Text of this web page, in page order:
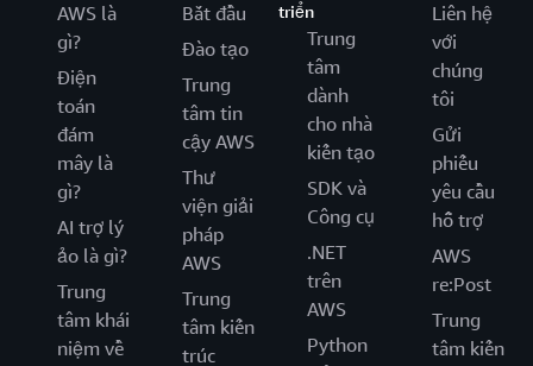
AWS là
gì?
Điện
toán
đám
mây là
gì?
AI trợ lý
ảo là gì?
Trung
tâm khái
niệm về
Bắt đầu
Đào tạo
Trung
tâm tin
cậy AWS
Thư
viện giải
pháp
AWS
Trung
tâm kiến
trúc
triển
Trung
tâm
dành
cho nhà
kiến tạo
SDK và
Công cụ
.NET
trên
AWS
Python
Liên hệ
với
chúng
tôi
Gửi
phiếu
yêu cầu
hỗ trợ
AWS
re:Post
Trung
tâm kiến